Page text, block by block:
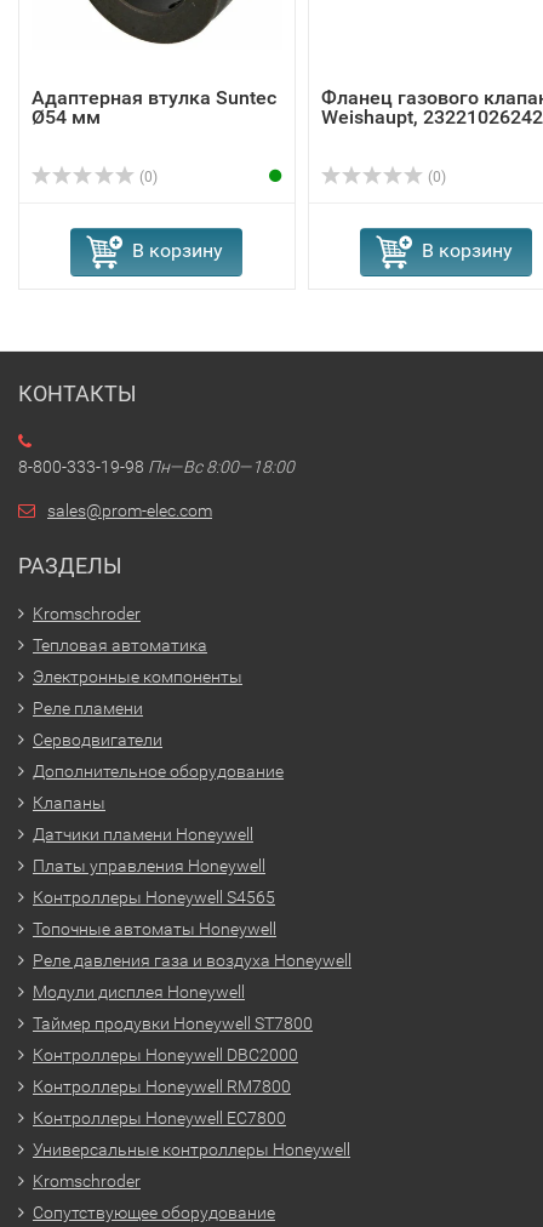
Адаптерная втулка Suntec
Ø54 мм
(0)
В корзину
Фланец газового
Weishaupt, 23221026242
(0)
В корзину
КОНТАКТЫ
8-800-333-19-98 Пн—Вс 8:00—18:00
sales@prom-elec.com
РАЗДЕЛЫ
Kromschroder
Тепловая автоматика
Электронные компоненты
Реле пламени
Серводвигатели
Дополнительное оборудование
Клапаны
Датчики пламени Honeywell
Платы управления Honeywell
Контроллеры Honeywell S4565
Топочные автоматы Honeywell
Реле давления газа и воздуха Honeywell
Модули дисплея Honeywell
Таймер продувки Honeywell ST7800
Контроллеры Honeywell DBC2000
Контроллеры Honeywell RM7800
Контроллеры Honeywell EC7800
Универсальные контроллеры Honeywell
Kromschroder
Сопутствующее оборудование